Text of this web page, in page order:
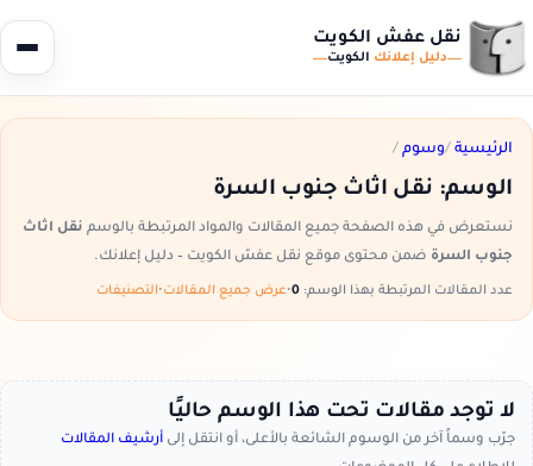
نقل عفش الكويت
دليل إعلانك الكويت
الرئيسية /وسوم /
الوسم: نقل اثاث جنوب السرة
نستعرض في هذه الصفحة جميع المقالات والمواد المرتبطة بالوسم نقل اثاث
جنوب السرة ضمن محتوى موقع نقل عفش الكويت – دليل إعلانك.
عدد المقالات المرتبطة بهذا الوسم: •عرض جميع المقالات•التصنيفات
لا توجد مقالات تحت هذا الوسم حاليًا
جرّب وسماً آخر من الوسوم الشائعة بالأعلى، أو انتقل إلى أرشيف المقالات